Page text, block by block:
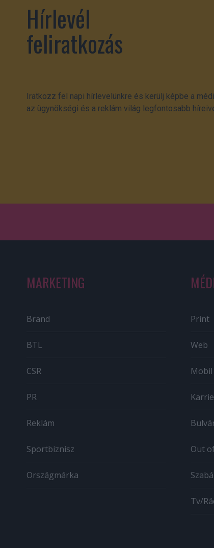
Hírlevél
feliratkozás
Iratkozz fel napi hírlevelünkre és kerülj képbe a
az ügynökségi és a reklám világ legfontosabb
MARKETING
Brand
BTL
CSR
PR
Reklám
Sportbiznisz
Országmárka
Print
Web
Mobil
Out
Tv/